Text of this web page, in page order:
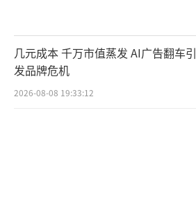
几元成本 千万市值蒸发 AI广告翻车引
发品牌危机
2026-08-08 19:33:12